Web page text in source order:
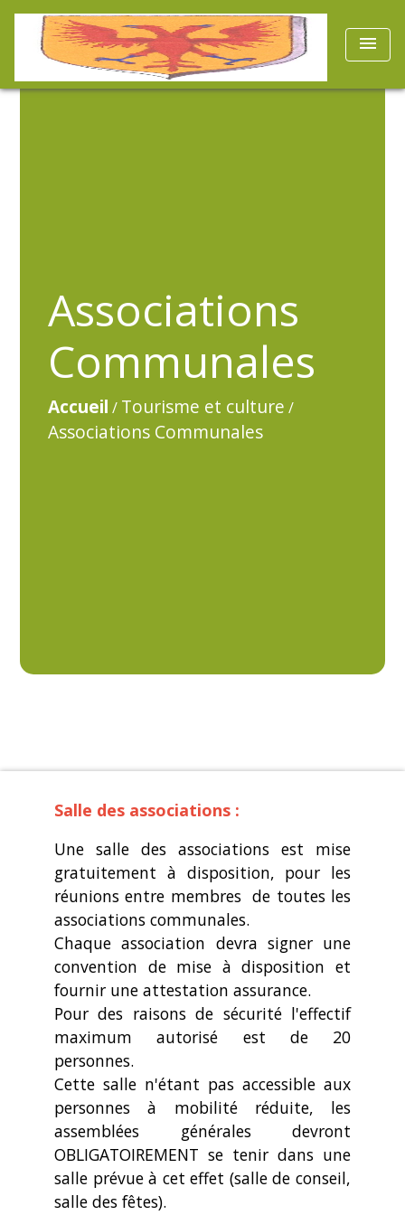
menu
Associations
Communales
Accueil / Tourisme et culture /
Associations Communales
Salle des associations :
Une salle des associations est mise
gratuitement à disposition, pour les
réunions entre membres de toutes les
associations communales.
Chaque association devra signer une
convention de mise à disposition et
fournir une attestation assurance.
Pour des raisons de sécurité l'effectif
maximum autorisé est de 20
personnes.
Cette salle n'étant pas accessible aux
personnes à mobilité réduite, les
assemblées générales devront
OBLIGATOIREMENT se tenir dans une
salle prévue à cet effet (salle de conseil,
salle des fêtes).